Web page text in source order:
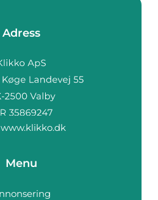
Adress
www.klikko.dk
Menu